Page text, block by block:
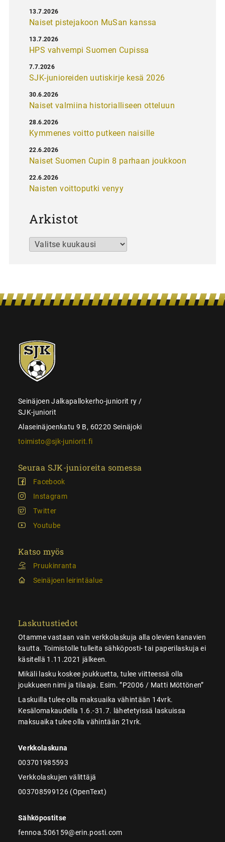
Naiset pistejakoon MuSan kanssa
13.7.2026
HPS vahvempi Suomen Cupissa
13.7.2026
SJK-junioreiden uutiskirje kesä 2026
7.7.2026
Naiset valmiina historialliseen otteluun
30.6.2026
Kymmenes voitto putkeen naisille
28.6.2026
Naiset Suomen Cupin 8 parhaan joukkoon
22.6.2026
Naisten voittoputki venyy
22.6.2026
Arkistot
Arkistot
SJK-
juniorit
Seinäjoen Jalkapallokerho-juniorit ry /
SJK-juniorit
Alaseinäjoenkatu 9 B, 60220 Seinäjoki
toimisto@sjk-juniorit.fi
Seuraa SJK-junioreita somessa
Facebook
Instagram
Twitter
Youtube
Katso myös
Pruukinranta
Seinäjoen leirintäalue
Laskutustiedot
Otamme vastaan vain verkkolaskuja alla olevien kanavien
kautta. Toimistolle tulleita sähköposti- tai paperilaskuja ei
käsitellä 1.11.2021 jälkeen.
Mikäli lasku koskee joukkuetta, tulee viitteessä olla
joukkueen nimi ja tilaaja. Esim. ”P2006 / Matti Möttönen”
Laskuilla tulee olla maksuaika vähintään 14vrk.
Kesälomakaudella 1.6.-31.7. lähetetyissä laskuissa
maksuaika tulee olla vähintään 21vrk.
Verkkolaskuna
003701985593
Verkkolaskujen välittäjä
003708599126 (OpenText)
Sähköpostitse
fennoa.506159@erin.posti.com